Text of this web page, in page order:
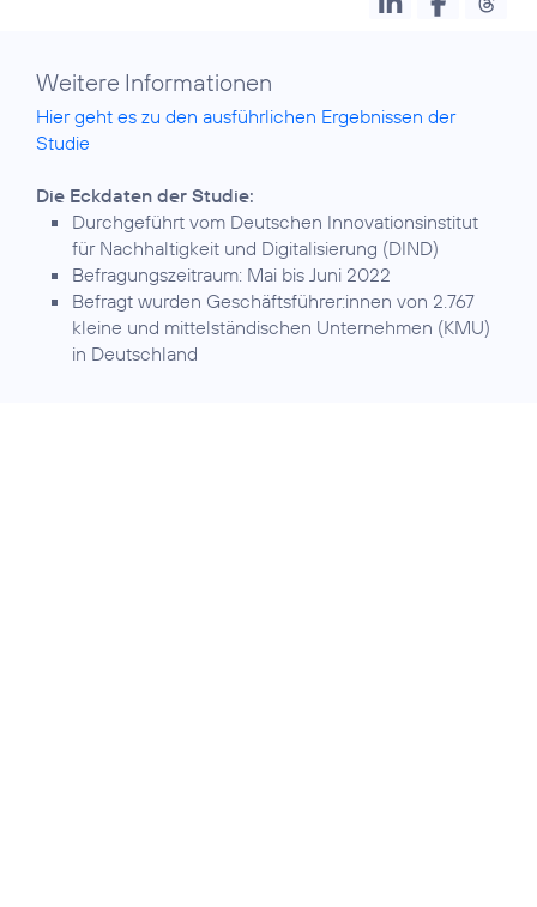
Weitere Informationen
Hier geht es zu den ausführlichen Ergebnissen der
Studie
Die Eckdaten der Studie:
Durchgeführt vom Deutschen Innovationsinstitut
für Nachhaltigkeit und Digitalisierung (DIND)
Befragungszeitraum: Mai bis Juni 2022
Befragt wurden Geschäftsführer:innen von 2.767
kleine und mittelständischen Unternehmen (KMU)
in Deutschland